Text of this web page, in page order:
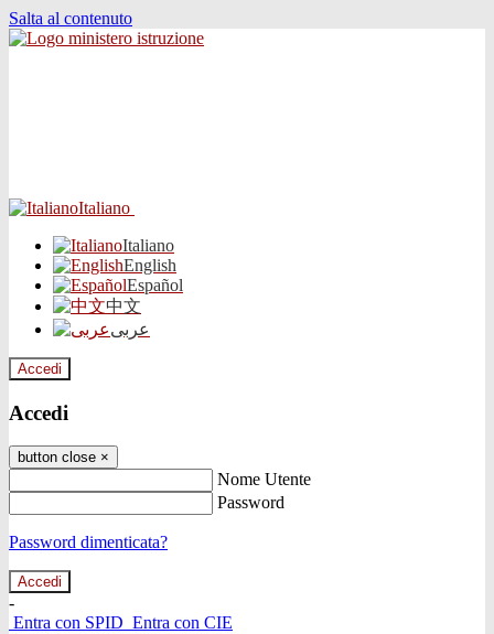
Salta al contenuto
Italiano
Italiano
English
Español
中文
عربى
Accedi
Accedi
button close ×
Nome Utente
Password
Password dimenticata?
-
Entra con SPID Entra con CIE